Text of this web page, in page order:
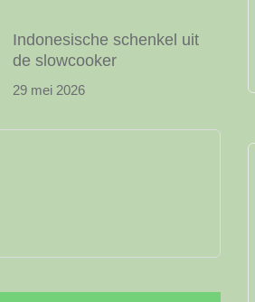
Indonesische schenkel uit
de slowcooker
29 mei 2026